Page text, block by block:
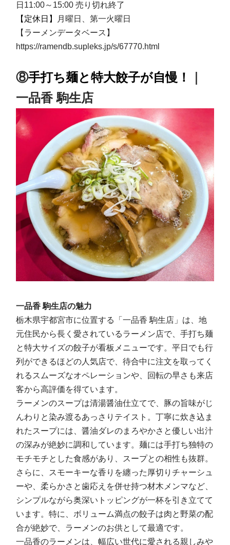
日11:00～15:00 売り切れ終了
【定休日】
月曜日、第一火曜日
【ラーメンデータベース】
https://ramendb.supleks.jp/s/67770.html
⑧手打ち麺と特大餃子が自慢！
一品香 駒生店
一品香 駒生店の魅力
栃木県宇都宮市に位置する「一品香 駒生店」は、地
元住民から長く愛されているラーメン店で、手打ち麺
と特大サイズの餃子が看板メニューです。平日でも行
列ができるほどの人気店で、待合中に注文を取ってく
れるスムーズなオペレーションや、回転の早さも来店
客から高評価を得ています。
ラーメンのスープは清湯醤油仕立てで、豚の旨味がじ
んわりと染み渡るあっさりテイスト。丁寧に炊き込ま
れたスープには、醤油ダレのまろやかさと優しい出汁
の深みが絶妙に調和しています。麺には手打ち独特の
モチモチとした食感があり、スープとの相性も抜群。
さらに、スモーキーな香りを纏った厚切りチャーシュ
ーや、柔らかさと歯応えを併せ持つ材木メンマなど、
シンプルながら奥深いトッピングが一杯を引き立てて
います。特に、ボリューム満点の餃子は肉と野菜の配
合が絶妙で、ラーメンのお供として最適です。
一品香のラーメンは、幅広い世代に愛される親しみや